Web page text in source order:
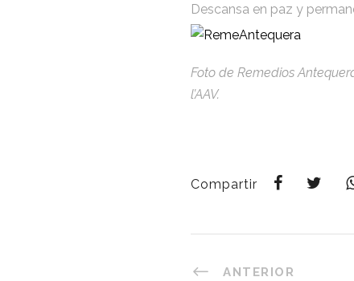
Descansa en paz y
Foto de Remedios
l’AAV.
Compartir
ANTERIOR